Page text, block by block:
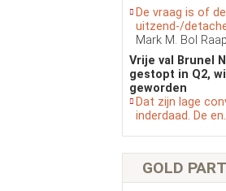
De vraag is of de
uitzend-/
Mark M. Bol Raap
Vrije val Brunel
gestopt in Q2,
geworden
Dat zijn lage
inderdaad. De
GOLD